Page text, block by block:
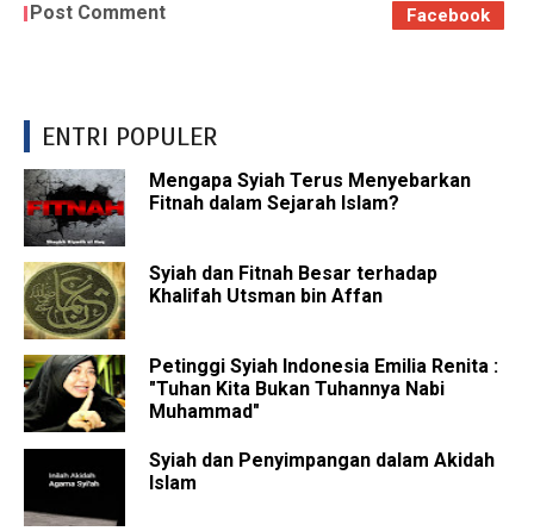
Post Comment Facebook
ENTRI POPULER
Mengapa Syiah Terus Menyebarkan
Fitnah dalam Sejarah Islam?
Syiah dan Fitnah Besar terhadap
Khalifah Utsman bin Affan
Petinggi Syiah Indonesia Emilia Renita :
"Tuhan Kita Bukan Tuhannya Nabi
Muhammad"
Syiah dan Penyimpangan dalam Akidah
Islam